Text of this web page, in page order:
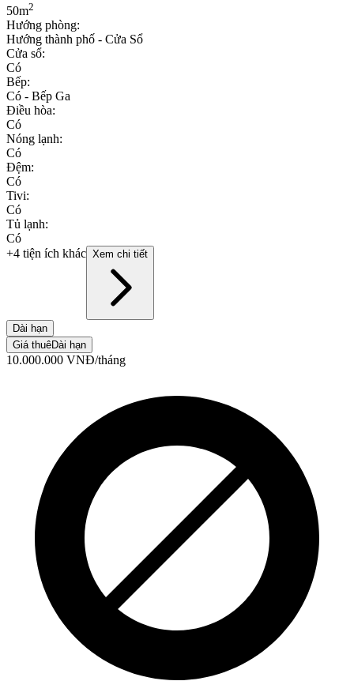
50m2
Hướng phòng:
Hướng thành phố - Cửa Sổ
Cửa sổ:
Có
Bếp:
Có - Bếp Ga
Điều hòa:
Có
Nóng lạnh:
Có
Đệm:
Có
Tivi:
Có
Tủ lạnh:
Có
+4 tiện ích khác Xem chi tiết
Dài hạn
Giá thuêDài hạn
10.000.000 VNĐ/tháng